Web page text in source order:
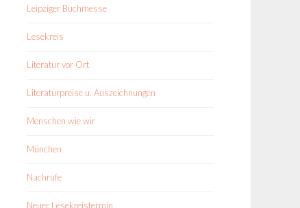
Leipziger Buchmesse
Lesekreis
Literatur vor Ort
Literaturpreise u. Auszeichnungen
Menschen wie wir
München
Nachrufe
Neuer Lesekreistermin